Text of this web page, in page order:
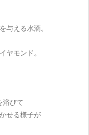
与える水滴。
ヤモンド。
浴びて
せる様子が